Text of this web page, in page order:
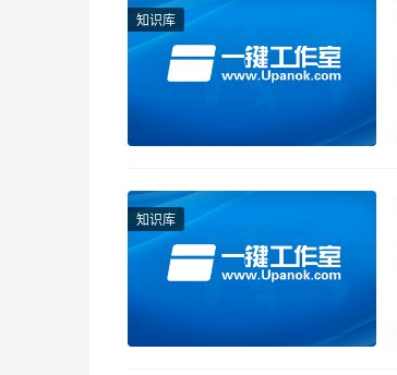
知识库
知识库